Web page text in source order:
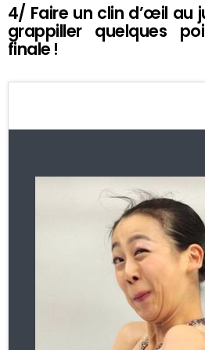
4/ Faire un clin d’œil au
grappiller quelques
finale !